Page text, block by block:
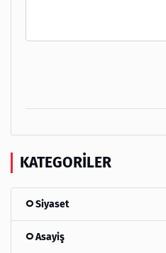
KATEGORILER
Siyaset
Asayiş